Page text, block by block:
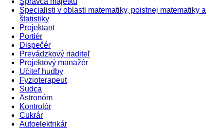
Špecialisti v oblasti matematiky, poistnej matematiky a
štatistiky
Projektant
Portiér
Dispečér
Prevádzkový riaditeľ
Projektový manažér
Učiteľ hudby
Fyzioterapeut
Sudca
Astronóm
Kontrolór
Cukrár
Autoelektrikár